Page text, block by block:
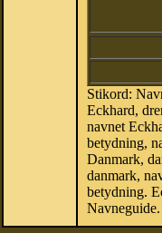
Stikord:
Eckhard,
navnet
betydning,
Danmark,
danmark,
betydning.